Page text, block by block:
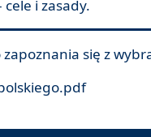
i zasady.
się z